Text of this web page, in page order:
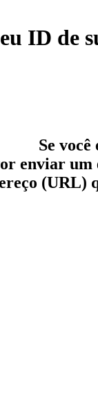
ID de
Se
enviar um
(URL)